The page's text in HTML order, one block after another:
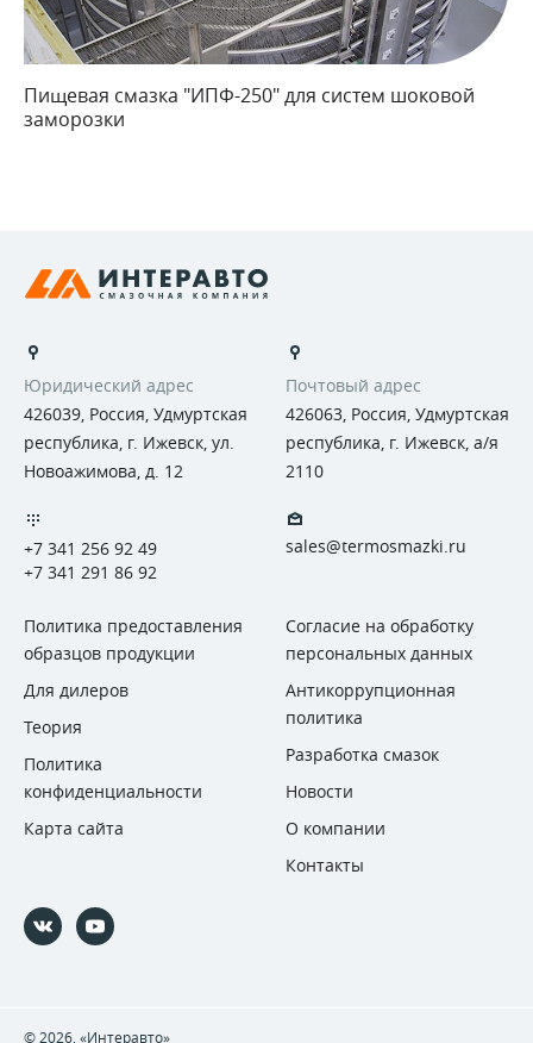
Пищевая смазка "ИПФ-250" для систем шоковой
заморозки
+7 341 256 92 49
+7 341 291 86 92
sales@termosmazki.ru
Юридический адрес
426039, Россия, Удмуртская
республика, г. Ижевск, ул.
Новоажимова, д. 12
Почтовый адрес
426063, Россия, Удмуртская
республика, г. Ижевск, а/я
2110
Политика предоставления
образцов продукции
Для дилеров
Теория
Политика
конфиденциальности
Карта сайта
Согласие на обработку
персональных данных
Антикоррупционная
политика
Разработка смазок
Новости
О компании
Контакты
© 2026, «Интеравто»